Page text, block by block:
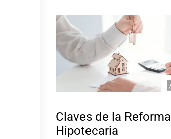
Claves de la Reforma
Hipotecaria